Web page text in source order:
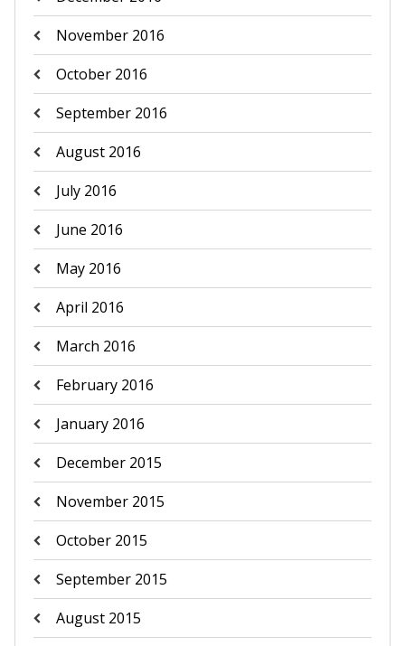
November 2016
October 2016
September 2016
August 2016
July 2016
June 2016
May 2016
April 2016
March 2016
February 2016
January 2016
December 2015
November 2015
October 2015
September 2015
August 2015